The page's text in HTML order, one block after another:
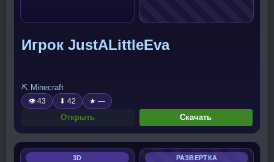
Игрок JustALittleEva
⛏️ Minecraft
👁 43 ⬇ 42 ★ —
Открыть Скачать
3D РАЗВЕРТКА